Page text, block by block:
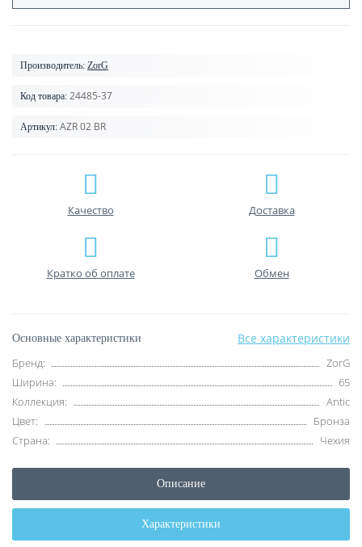
Производитель: ZorG
Код товара: 24485-37
Артикул: AZR 02 BR
Качество Доставка
Кратко об оплате Обмен
Основные характеристики Все характеристики
Бренд:
ZorG
Ширина:
65
Коллекция:
Antic
Цвет:
Бронза
Страна:
Чехия
Описание
Характеристики